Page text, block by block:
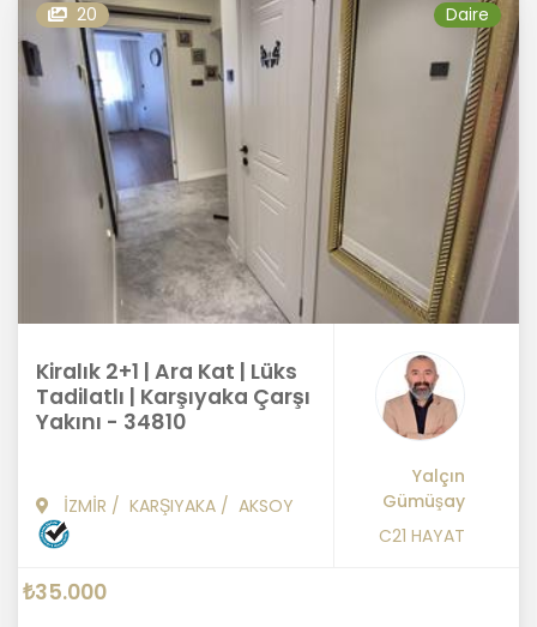
20 Daire
Kiralık 2+1 | Ara Kat | Lüks
Tadilatlı | Karşıyaka Çarşı
Yakını - 34810
İZMİR / KARŞIYAKA / AKSOY
Yalçın
Gümüşay
C21 HAYAT
₺35.000